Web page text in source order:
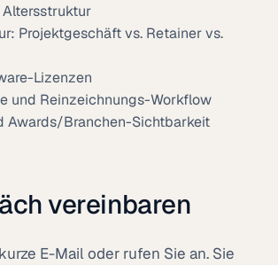
Projektgeschäft vs. Retainer vs.
Lizenzen
und Reinzeichnungs-Workflow
Awards/Branchen-Sichtbarkeit
vereinbaren
E-Mail oder rufen Sie an. Sie